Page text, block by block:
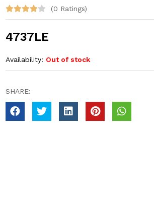
(0 Ratings)
4737LE
Availability: Out of stock
SHARE: